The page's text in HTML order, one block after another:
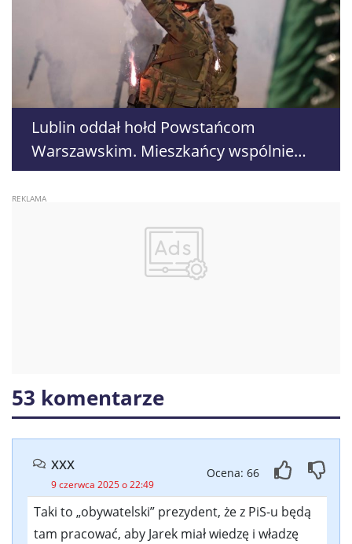
Lublin oddał hołd Powstańcom
Warszawskim. Mieszkańcy wspólnie
uczcili bohaterów 1944 roku
53 komentarze
xxx
9 czerwca 2025 o 22:49
Ocena: 66
Taki to „obywatelski” prezydent, że z PiS-u będą
tam pracować, aby Jarek miał wiedzę i władzę